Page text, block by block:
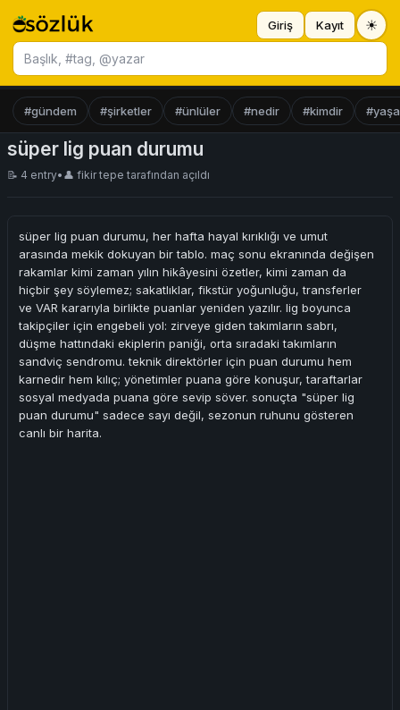
Başlık ara
Giriş Kayıt ☀
#gündem #şirketler #ünlüler #nedir #kimdir
süper lig puan durumu
📝 4 entry• 👤 fikir tepe tarafından açıldı
süper lig puan durumu, her hafta hayal kırıklığı ve umut
arasında mekik dokuyan bir tablo. maç sonu ekranında değişen
rakamlar kimi zaman yılın hikâyesini özetler, kimi zaman da
hiçbir şey söylemez; sakatlıklar, fikstür yoğunluğu, transferler
ve VAR kararıyla birlikte puanlar yeniden yazılır. lig boyunca
takipçiler için engebeli yol: zirveye giden takımların sabrı,
düşme hattındaki ekiplerin paniği, orta sıradaki takımların
sandviç sendromu. teknik direktörler için puan durumu hem
karnedir hem kılıç; yönetimler puana göre konuşur, taraftarlar
sosyal medyada puana göre sevip söver. sonuçta "süper lig
puan durumu" sadece sayı değil, sezonun ruhunu gösteren
canlı bir harita.